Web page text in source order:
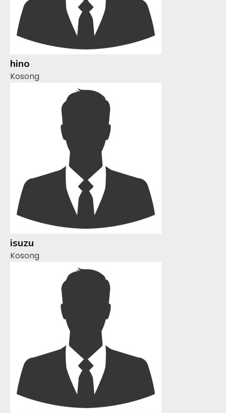
hino
Kosong
isuzu
Kosong